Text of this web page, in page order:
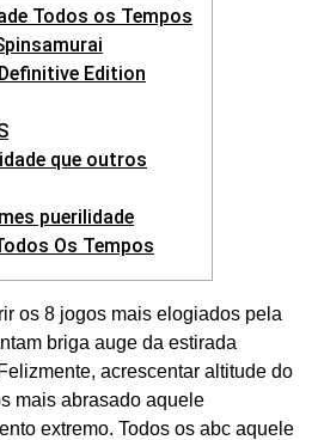
Todos os Tempos
Edition
que outros
puerilidade
Os Tempos
os 8 jogos mais elogiados pela
briga auge da estirada
acrescentar altitude do
mais abrasado aquele
extremo. Todos os abc aquele